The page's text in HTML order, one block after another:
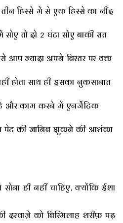
हिस्से में से एक हिस्से का नींद
तो दो 2 घंटा सोए बाकी रात
आप ज्यादा अपने बिस्तर पर वक्त
साथ ही इसका नुकसानात
है और काम करने में एनर्जेटिक
पेट की जानिब झुकने की आशंका
ही नहीं चाहिए, क्योंकि ईशा
को बिस्मिलाह शरीफ़ पढ़